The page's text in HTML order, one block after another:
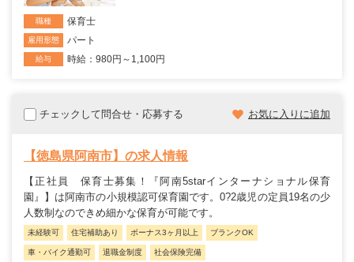
職種 保育士
雇用形態 パート
給与 時給：980円～1,100円
チェックして問合せ・応募する お気に入りに追加
【徳島県阿南市】の求人情報
【正社員 保育士募集！『阿南5starインターナショナル保育
園』】は阿南市の小規模認可保育園です。0?2歳児の定員19名の少
人数制なのできめ細かな保育が可能です。
未経験可 住宅補助あり ボーナス3ヶ月以上 ブランクOK
車・バイク通勤可 退職金制度 社会保険完備